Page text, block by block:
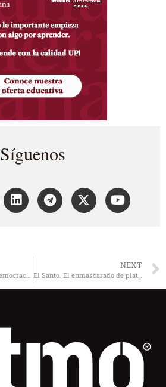
Síguenos
NEXT
El Santo. El enmascarado de plata y sus 95 kilogramos de heroísmo